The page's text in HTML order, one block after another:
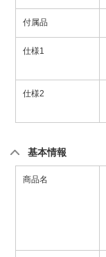
付属品
仕様1
仕様2
基本情報
商品名